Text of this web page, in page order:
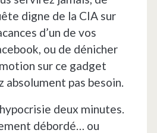
digne de la CIA sur
d’un de vos
ou de dénicher
sur ce gadget
absolument pas besoin.
deux minutes.
débordé… ou